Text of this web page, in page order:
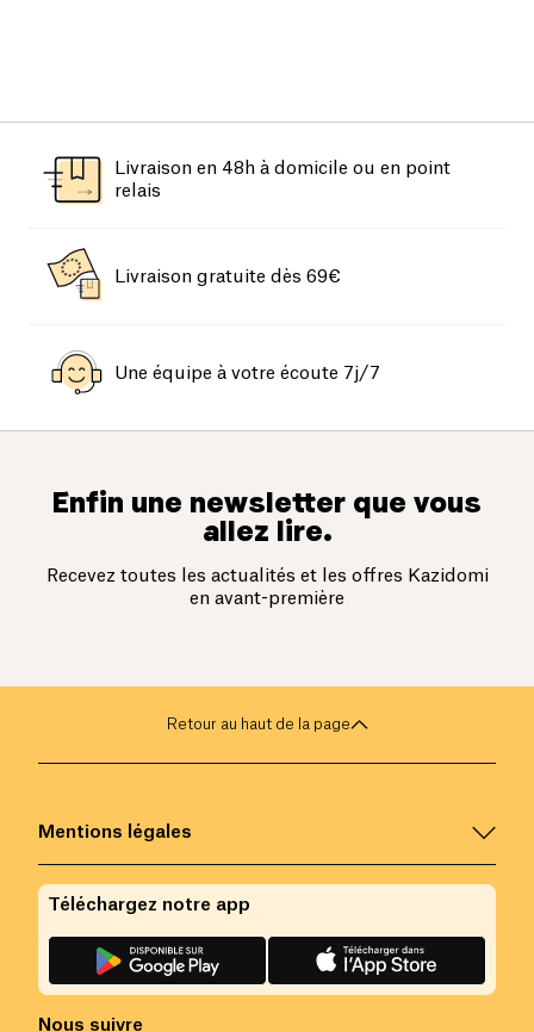
Livraison en 48h à domicile ou en point
relais
Livraison gratuite dès 69€
Une équipe à votre écoute 7j/7
Enfin une newsletter que vous
allez lire.
Recevez toutes les actualités et les offres Kazidomi
en avant-première
Retour au haut de la page
Mentions légales
Nous suivre
Téléchargez notre app